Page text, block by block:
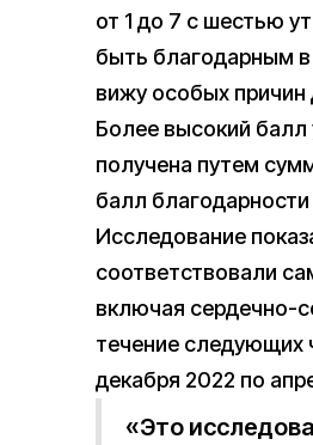
от 1 до 7 с шестью
быть благодарным в
вижу особых причин
Более высокий
получена путем
балл
Исследование
соответствовали
включая сердечно-
течение следующих
декабря 2022 по
«Это